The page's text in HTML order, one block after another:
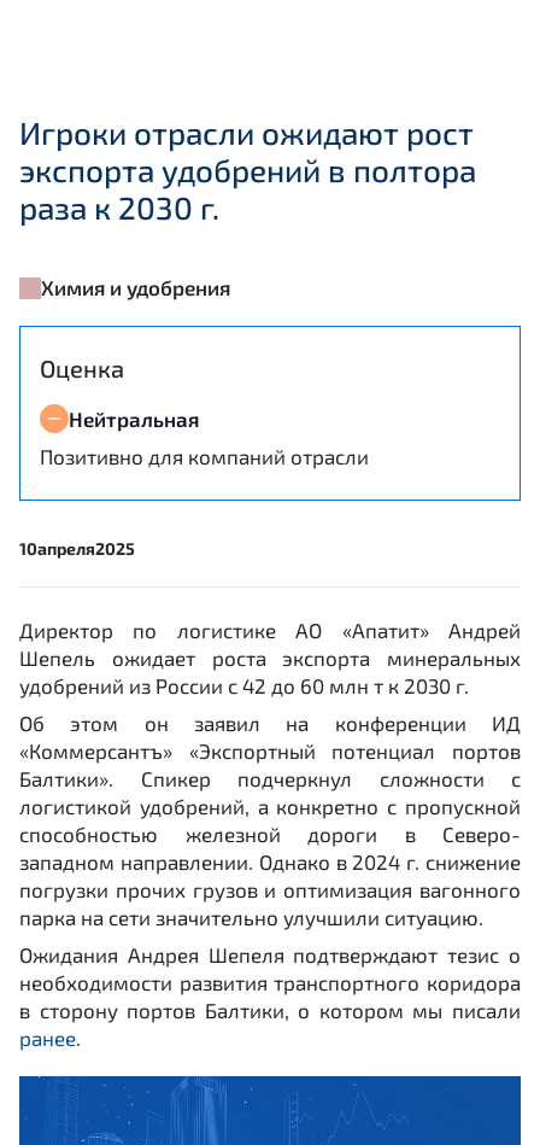
Игроки отрасли ожидают рост
экспорта удобрений в полтора
раза к 2030 г.
Химия и удобрения
Оценка
Нейтральная
Позитивно для компаний отрасли
10апреля2025
Директор по логистике АО «Апатит» Андрей
Шепель ожидает роста экспорта минеральных
удобрений из России с 42 до 60 млн т к 2030 г.
Об этом он заявил на конференции ИД
«Коммерсантъ» «Экспортный потенциал портов
Балтики». Спикер подчеркнул сложности с
логистикой удобрений, а конкретно с пропускной
способностью железной дороги в Северо-
западном направлении. Однако в 2024 г. снижение
погрузки прочих грузов и оптимизация вагонного
парка на сети значительно улучшили ситуацию.
Ожидания Андрея Шепеля подтверждают тезис о
необходимости развития транспортного коридора
в сторону портов Балтики, о котором мы писали
ранее.